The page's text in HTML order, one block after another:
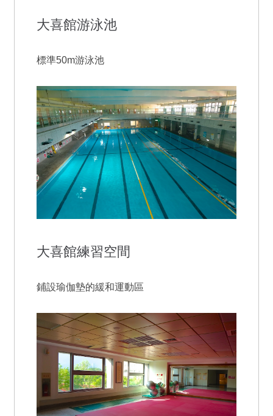
大喜館游泳池
標準50m游泳池
大喜館練習空間
鋪設瑜伽墊的緩和運動區